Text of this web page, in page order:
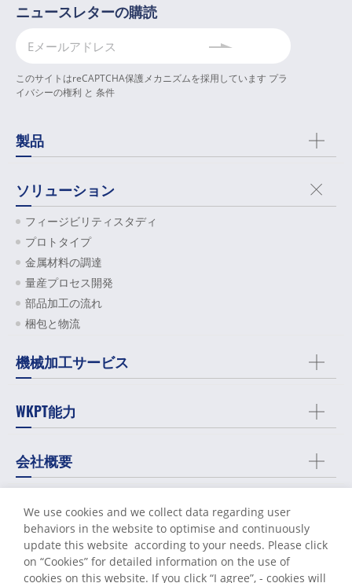
ニュースレターの購読
このサイトはreCAPTCHA保護メカニズムを採用しています プラ
イバシーの権利 と 条件
製品
ソリューション
フィージビリティスタディ
プロトタイプ
金属材料の調達
量産プロセス開発
部品加工の流れ
梱包と物流
機械加工サービス
WKPT能力
会社概要
サポート
お問い合わせ
We use cookies and we collect data regarding user
behaviors in the website to optimise and continuously
update this website according to your needs. Please click
on “Cookies” for detailed information on the use of
cookies on this website. If you click “I agree”, - cookies will